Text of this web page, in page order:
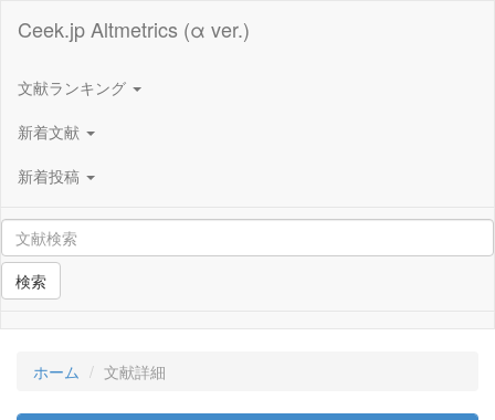
Ceek.jp Altmetrics (α ver.)
文献ランキング
新着文献
新着投稿
検索
ホーム 文献詳細